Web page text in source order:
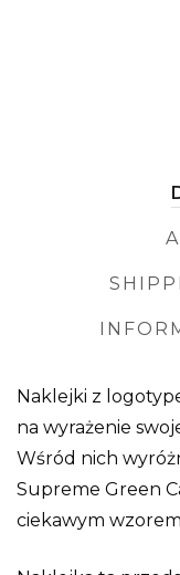
Naklejki z
na wyrażenie
Wśród nich
Supreme Green
ciekawym